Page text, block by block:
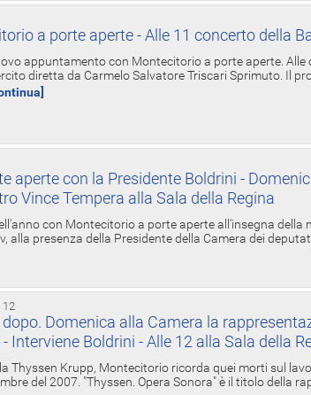
a porte aperte - Alle 11 concerto della
appuntamento con Montecitorio a porte aperte. Alle
diretta da Carmelo Salvatore Triscari Sprimuto. Il
aperte con la Presidente Boldrini -
Vince Tempera alla Sala della Regina
con Montecitorio a porte aperte all'insegna della
alla presenza della Presidente della Camera dei
12
Domenica alla Camera la
Interviene Boldrini - Alle 12 alla Sala della
Thyssen Krupp, Montecitorio ricorda quei morti sul
del 2007. "Thyssen. Opera Sonora" è il titolo della